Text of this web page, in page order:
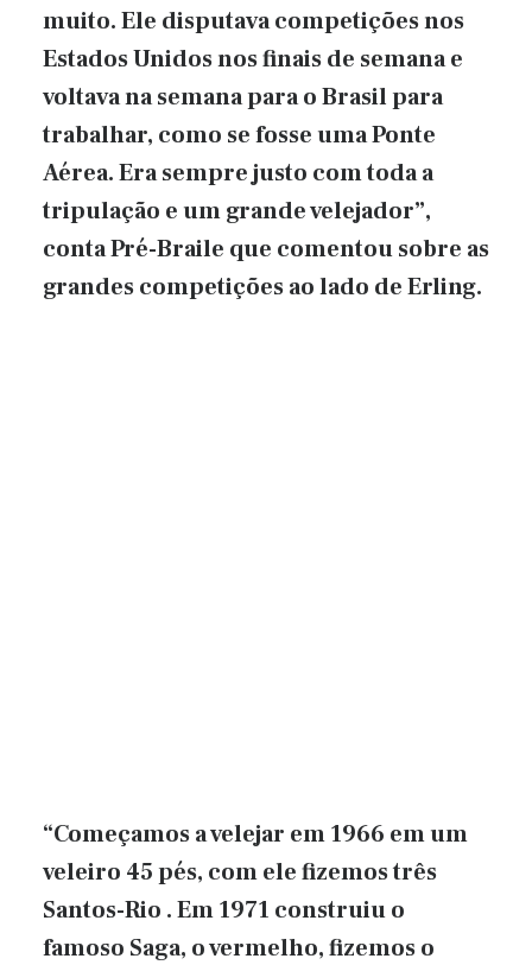
muito. Ele disputava competições nos
Estados Unidos nos finais de semana e
voltava na semana para o Brasil para
trabalhar, como se fosse uma Ponte
Aérea. Era sempre justo com toda a
tripulação e um grande velejador”,
conta Pré-Braile que comentou sobre as
grandes competições ao lado de Erling.
“Começamos a velejar em 1966 em um
veleiro 45 pés, com ele fizemos três
Santos-Rio . Em 1971 construiu o
famoso Saga, o vermelho, fizemos o